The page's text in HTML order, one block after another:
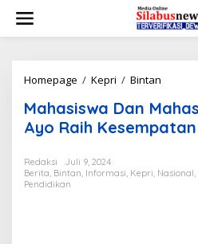
w
Homepage / Kepri / Bintan
h
a
s
w
Mahasiswa Dan
Ayo Raih
Redaksi
Juli 9, 2024
Berita, Bintan, Informasi, Kepri, Nasional,
Pendidikan